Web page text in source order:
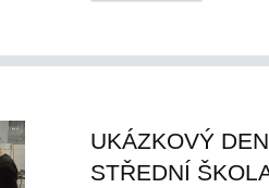
UKÁZKOVÝ
STŘEDNÍ